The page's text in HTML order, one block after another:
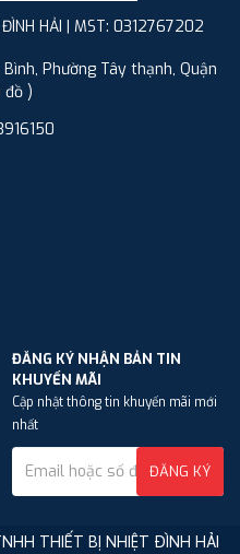
ĐÌNH HẢI | MST: 0312767202
Bình, Phường Tây thạnh, Quận
đồ )
ĐĂNG KÝ NHẬN BẢN TIN
KHUYẾN MÃI
Cập nhật thông tin khuyến mãi mới
nhất
ĐĂNG KÝ
THIẾT BỊ NHIỆT ĐÌNH HẢI